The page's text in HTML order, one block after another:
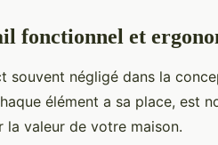
fonctionnel et
souvent négligé dans la
élément a sa place, est
la valeur de votre maison.